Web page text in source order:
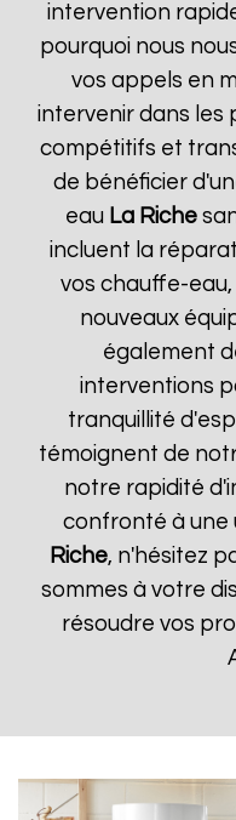
intervention
pourquoi nous
vos appels en
intervenir dans les
compétitifs et
de bénéficier
eau La Riche
incluent la
vos chauffe-
nouveaux
également
interventions
tranquillité
témoignent de
notre rapidité
confronté à une
Riche, n'hésitez
sommes à votre
résoudre vos